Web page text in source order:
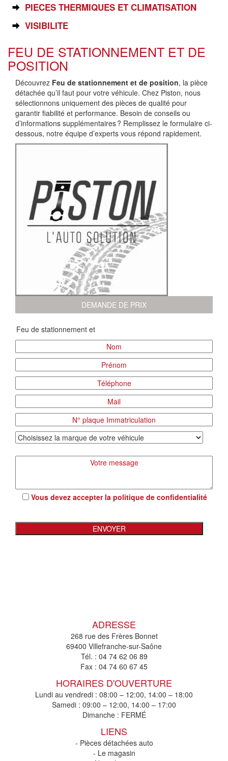
PIECES THERMIQUES ET CLIMATISATION
VISIBILITE
FEU DE STATIONNEMENT ET DE
POSITION
Découvrez Feu de stationnement et de position, la pièce
détachée qu’il faut pour votre véhicule. Chez Piston, nous
sélectionnons uniquement des pièces de qualité pour
garantir fiabilité et performance. Besoin de conseils ou
d’informations supplémentaires ? Remplissez le formulaire ci-
dessous, notre équipe d’experts vous répond rapidement.
DEMANDE DE PRIX
Vous devez accepter la politique de confidentialité
ADRESSE
268 rue des Frères Bonnet
69400 Villefranche-sur-Saône
Tél. : 04 74 62 06 89
Fax : 04 74 60 67 45
HORAIRES D'OUVERTURE
Lundi au vendredi : 08:00 – 12:00, 14:00 – 18:00
Samedi : 09:00 – 12:00, 14:00 – 17:00
Dimanche : FERMÉ
LIENS
- Pièces détachées auto
- Le magasin